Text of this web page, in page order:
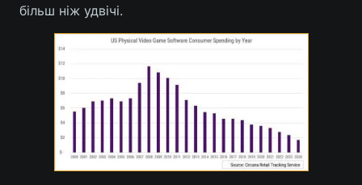
більш ніж удвічі.